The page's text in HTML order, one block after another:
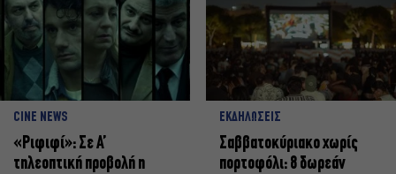
CINE NEWS
«Ριφιφί»: Σε Α’
τηλεοπτική προβολή η
ΕΚΔΗΛΩΣΕΙΣ
Σαββατοκύριακο χωρίς
πορτοφόλι: 8 δωρεάν